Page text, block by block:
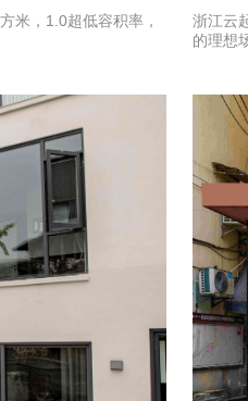
米，1.0超低容积率，
浙江云
的理想